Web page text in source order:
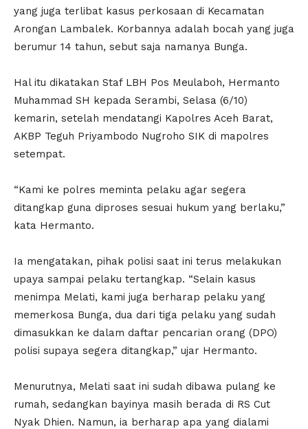
yang juga terlibat kasus perkosaan di Kecamatan
Arongan Lambalek. Korbannya adalah bocah yang juga
berumur 14 tahun, sebut saja namanya Bunga.
Hal itu dikatakan Staf LBH Pos Meulaboh, Hermanto
Muhammad SH kepada Serambi, Selasa (6/10)
kemarin, setelah mendatangi Kapolres Aceh Barat,
AKBP Teguh Priyambodo Nugroho SIK di mapolres
setempat.
“Kami ke polres meminta pelaku agar segera
ditangkap guna diproses sesuai hukum yang berlaku,”
kata Hermanto.
Ia mengatakan, pihak polisi saat ini terus melakukan
upaya sampai pelaku tertangkap. “Selain kasus
menimpa Melati, kami juga berharap pelaku yang
memerkosa Bunga, dua dari tiga pelaku yang sudah
dimasukkan ke dalam daftar pencarian orang (DPO)
polisi supaya segera ditangkap,” ujar Hermanto.
Menurutnya, Melati saat ini sudah dibawa pulang ke
rumah, sedangkan bayinya masih berada di RS Cut
Nyak Dhien. Namun, ia berharap apa yang dialami